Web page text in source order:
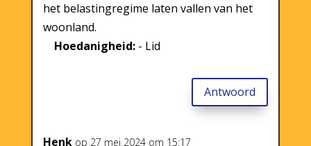
het belastingregime laten vallen van het
woonland.
Hoedanigheid:- Lid
Antwoord
Henk op 27 mei 2024 om 15:17